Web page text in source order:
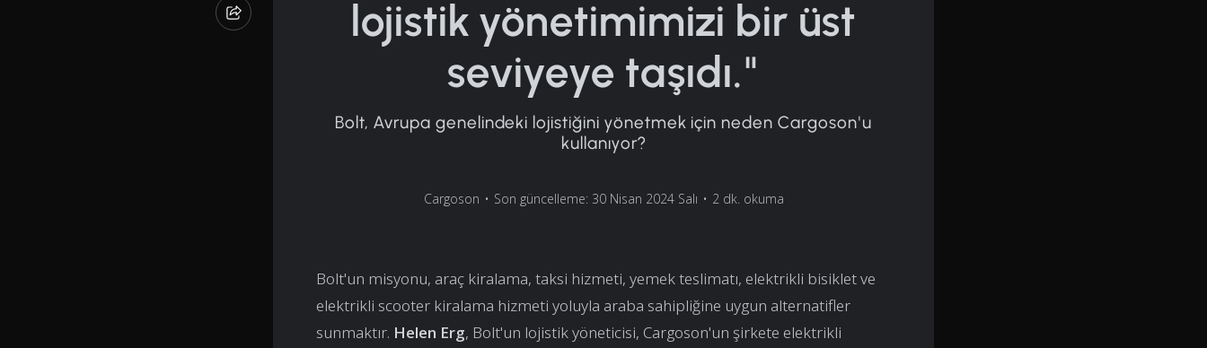
lojistik yönetimimizi bir üst
seviyeye taşıdı."
Bolt, Avrupa genelindeki lojistiğini yönetmek için neden Cargoson'u
kullanıyor?
Cargoson • Son güncelleme: 30 Nisan 2024 Salı • 2 dk. okuma
Bolt'un misyonu, araç kiralama, taksi hizmeti, yemek teslimatı, elektrikli bisiklet ve
elektrikli scooter kiralama hizmeti yoluyla araba sahipliğine uygun alternatifler
sunmaktır. Helen Erg, Bolt'un lojistik yöneticisi, Cargoson'un şirkete elektrikli